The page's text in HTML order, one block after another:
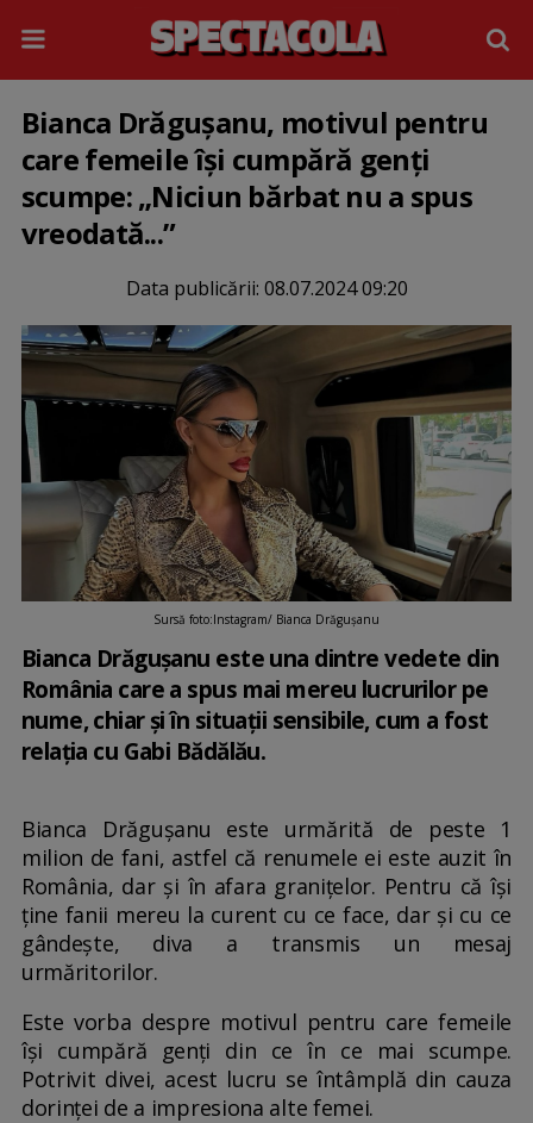
Bianca Drăgușanu, motivul pentru
care femeile își cumpără genți
scumpe: „Niciun bărbat nu a spus
vreodată...”
Data publicării: 08.07.2024 09:20
Sursă foto:Instagram/ Bianca Drăgușanu
Bianca Drăgușanu este una dintre vedete din
România care a spus mai mereu lucrurilor pe
nume, chiar și în situații sensibile, cum a fost
relația cu Gabi Bădălău.
Bianca Drăgușanu este urmărită de peste 1
milion de fani, astfel că renumele ei este auzit în
România, dar și în afara granițelor. Pentru că își
ține fanii mereu la curent cu ce face, dar și cu ce
gândește, diva a transmis un mesaj
urmăritorilor.
Este vorba despre motivul pentru care femeile
își cumpără genți din ce în ce mai scumpe.
Potrivit divei, acest lucru se întâmplă din cauza
dorinței de a impresiona alte femei.